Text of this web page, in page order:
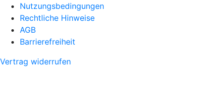
Nutzungsbedingungen
Rechtliche Hinweise
AGB
Barrierefreiheit
Vertrag widerrufen